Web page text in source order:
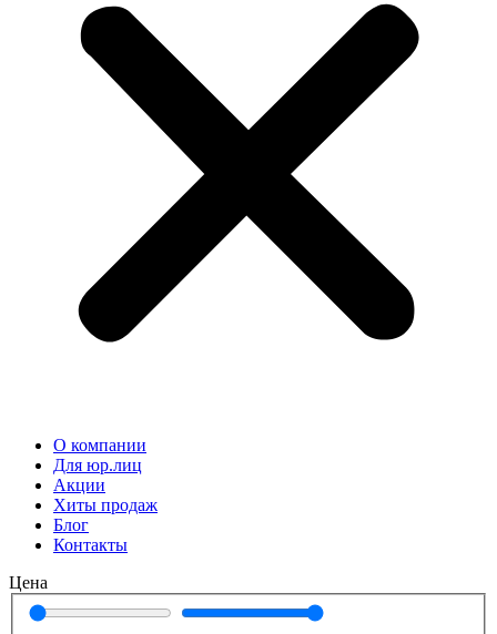
О компании
Для юр.лиц
Акции
Хиты продаж
Блог
Контакты
Цена